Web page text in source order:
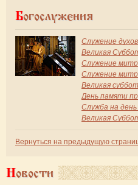
Богослужения
Служение
Великая
Служение
Служение
Великая
День памяти
Служба на
Великая
Вернуться на предыдущую
Новости